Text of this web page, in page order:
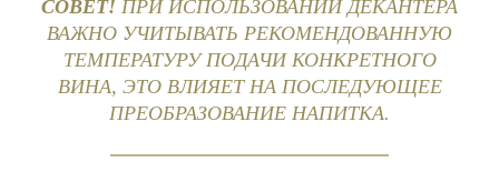
СОВЕТ! ПРИ ИСПОЛЬЗОВАНИИ ДЕКАНТЕРА
ВАЖНО УЧИТЫВАТЬ РЕКОМЕНДОВАННУЮ
ТЕМПЕРАТУРУ ПОДАЧИ КОНКРЕТНОГО
ВИНА, ЭТО ВЛИЯЕТ НА ПОСЛЕДУЮЩЕЕ
ПРЕОБРАЗОВАНИЕ НАПИТКА.